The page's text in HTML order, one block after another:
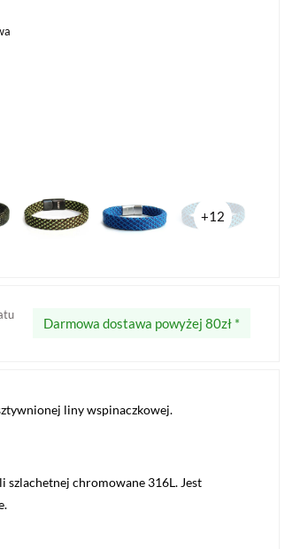
+12
Darmowa dostawa powyżej 80zł *
liny wspinaczkowej.
szlachetnej chromowane 316L. Jest